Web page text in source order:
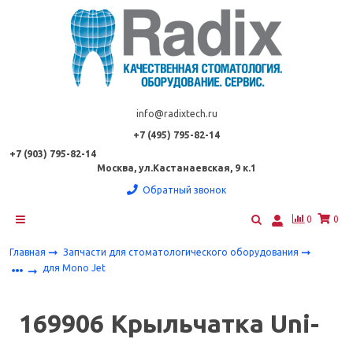
info@radixtech.ru
+7 (495) 795-82-14
+7 (903) 795-82-14
Москва, ул.Кастанаевская, 9 к.1
Обратный звонок
0 0
Главная
Запчасти для стоматологического оборудования
для Mono Jet
169906 Крыльчатка Uni-